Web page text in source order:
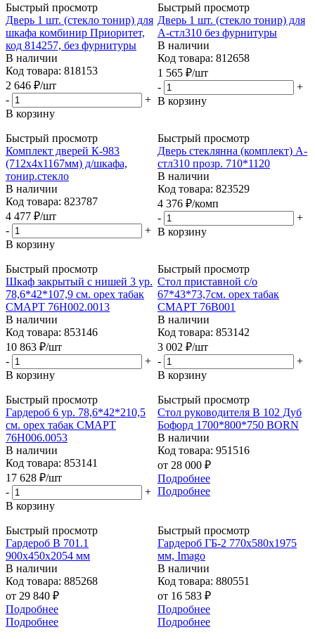
Быстрый просмотр
Дверь 1 шт. (стекло тонир) для
шкафа комбинир Приоритет,
код 814257, без фурнитуры
В наличии
Код товара: 818153
2 646 ₽/шт
-
+
В корзину
Быстрый просмотр
Дверь 1 шт. (стекло тонир) для
А-стл310 без фурнитуры
В наличии
Код товара: 812658
1 565 ₽/шт
-
+
В корзину
Быстрый просмотр
Комплект дверей К-983
(712х4х1167мм) д/шкафа,
тонир.стекло
В наличии
Код товара: 823787
4 477 ₽/шт
-
+
В корзину
Быстрый просмотр
Дверь стеклянна (комплект) А-
стл310 прозр. 710*1120
В наличии
Код товара: 823529
4 376 ₽/комп
-
+
В корзину
Быстрый просмотр
Шкаф закрытый с нишей 3 ур.
78,6*42*107,9 см. орех табак
СМАРТ 76Н002.0013
В наличии
Код товара: 853146
10 863 ₽/шт
-
+
В корзину
Быстрый просмотр
Стол приставной с/о
67*43*73,7см. орех табак
СМАРТ 76В001
В наличии
Код товара: 853142
3 002 ₽/шт
-
+
В корзину
Быстрый просмотр
Гардероб 6 ур. 78,6*42*210,5
см. орех табак СМАРТ
76Н006.0053
В наличии
Код товара: 853141
17 628 ₽/шт
-
+
В корзину
Быстрый просмотр
Стол руководителя В 102 Дуб
Бофорд 1700*800*750 BORN
В наличии
Код товара: 951516
от 28 000 ₽
Подробнее
Подробнее
Быстрый просмотр
Гардероб B 701.1
900х450х2054 мм
В наличии
Код товара: 885268
от 29 840 ₽
Подробнее
Подробнее
Быстрый просмотр
Гардероб ГБ-2 770х580х1975
мм, Imago
В наличии
Код товара: 880551
от 16 583 ₽
Подробнее
Подробнее